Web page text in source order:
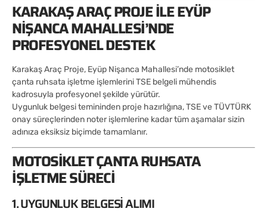
KARAKAŞ ARAÇ PROJE ILE EYÜP
NIŞANCA MAHALLESI’NDE
PROFESYONEL DESTEK
Karakaş Araç Proje, Eyüp Nişanca Mahallesi’nde motosiklet
çanta ruhsata işletme işlemlerini TSE belgeli mühendis
kadrosuyla profesyonel şekilde yürütür.
Uygunluk belgesi temininden proje hazırlığına, TSE ve TÜVTÜRK
onay süreçlerinden noter işlemlerine kadar tüm aşamalar sizin
adınıza eksiksiz biçimde tamamlanır.
MOTOSIKLET ÇANTA RUHSATA
İŞLETME SÜRECI
1. UYGUNLUK BELGESI ALIMI